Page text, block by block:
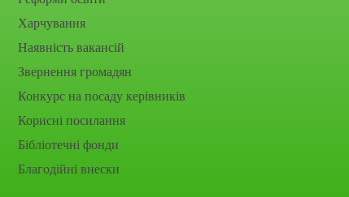
Харчування
Наявність вакансій
Звернення громадян
Конкурс на посаду керівників
Корисні посилання
Бібліотечні фонди
Благодійні внески